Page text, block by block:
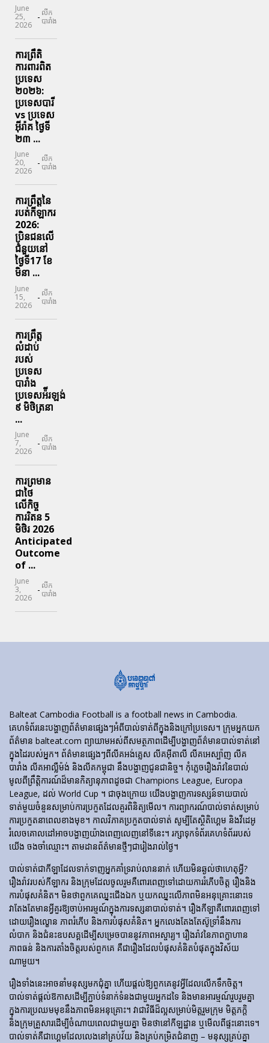
June
25,
2026
- លីក
បារាំង
ការព្រឹតិ
ការពារ​ពិត
ប្រទេស
២០២៦:
ប្រទេសបារី
vs ប្រទេស
អ៊ីរ៉ាគ ថ្ងៃទី​
២៣ ...
June
20,
2026
- លីក
បារាំង
ការព្រឹត្តនៃ
របត់កីឡាករ
2026:
ប្រិនជនលើ
ជំនួយនៅ
ថ្ងៃទី17 ខែ
មិនា ...
June
15,
2026
- លីក
បារាំង
ការព្រឹត្ត
លំដាប់
របស់
ប្រទេស
បារាំង
ប្រទេសអ៉ីរឡង់
៩ មិថិត្រនា
...
June
7,
2026
- លីក
បារាំង
ការព្រមាន
ជាថៃ
លើកិច្ច
ការរិតន 5
មិថិរ 2026
Anticipated
Outcome
of ...
June
3,
2026
- លីក
បារាំង
Balteat Cambodia Football is a football news in Cambodia.
គេហទំព័រ​នេះ​បង្ហាញ​ព័ត៌មាន​ផ្សេងៗ​អំពី​បាល់ទាត់​ពី​ក្នុង​និង​ក្រៅ​ប្រទេស។ ក្រុមអ្នកយក
ព័ត៌មាន balteat.com ព្យាយាមអស់ពីសមត្ថភាពដើម្បីបង្ហាញព័ត៌មានបាល់ទាត់នៅ
ក្នុងដៃរបស់អ្នក។ ព័ត៌មានផ្សេងៗពីលីគអង់គ្លេស លីគអ៊ីតាលី លីគអេស្ប៉ាញ លីគ
បារាំង លីគអាល្លឺម៉ង់ និងលីគកម្ពុជា នឹងបង្ហាញជូនជានិច្ច។ កុំភ្លេចរឿងរ៉ាវនៃបាល់
មូលពីព្រឹត្តិការណ៍ដ៏មានកិត្យានុភាពដូចជា Champions League, Europa
League, ដល់ World Cup ។ ជាចុងក្រោយ យើងបង្ហាញការទស្សន៍ទាយបាល់
ទាត់មួយចំនួនសម្រាប់ការប្រកួតដែលគួរពិនិត្យមើល។ ការព្យាករណ៍បាល់ទាត់សម្រាប់
ការប្រកួតនាពេលខាងមុខ។ កាលវិភាគប្រកួតបាល់ទាត់ សូម្បីតែស្ថិតិហ្គេម និងវីដេអូ
រំលេចគោលដៅអាចបង្ហាញយ៉ាងពេញលេញនៅទីនេះ។ រក្សាទុកទំព័រគេហទំព័ររបស់
យើង ចងចាំឈ្មោះ។ តាមដានព័ត៌មានថ្មីៗជារៀងរាល់ថ្ងៃ។
បាល់ទាត់​ជា​កីឡា​ដែល​ទាក់​ទាញ​អ្នក​គាំទ្រ​រាប់​លាន​នាក់ ហើយ​មិន​ឆ្ងល់​ថា​ហេតុអ្វី?
រឿងរ៉ាវ​របស់​កីឡាករ និង​ក្រុម​ដែល​ចូលរួម​គឺ​ពោរពេញ​ទៅ​ដោយ​ការ​រំភើប​ចិត្ត រឿង​និង​
ការ​បំផុស​គំនិត។ មិនថាពួកគេឈ្នះជើងឯក ឬយកឈ្នះលើភាពមិនអនុគ្រោះនោះទេ
វាតែងតែមានអ្វីគួរឱ្យចាប់អារម្មណ៍ក្នុងការទស្សនាបាល់ទាត់។ រឿង​កីឡា​គឺ​ពោរពេញ​ទៅ​
ដោយ​រឿង​ល្ខោន ភាព​រំភើប និង​ការ​បំផុស​គំនិត។ អ្នកលេងតែងតែស៊ូទ្រាំនឹងការ
លំបាក និងជំនះឧបសគ្គដើម្បីសម្រេចបាននូវភាពអស្ចារ្យ។ រឿងរ៉ាវនៃភាពក្លាហាន
ភាពធន់ និងការតាំងចិត្តរបស់ពួកគេ គឺជារឿងដែលបំផុសគំនិតបំផុតក្នុងវិស័យ
ណាមួយ។
រឿងទាំងនេះអាចនាំមនុស្សមកជុំគ្នា ហើយផ្តល់ឱ្យពួកគេនូវអ្វីដែលលើកទឹកចិត្ត។
បាល់ទាត់ផ្តល់ឱកាសដើម្បីភ្ជាប់ទំនាក់ទំនងជាមួយអ្នកដទៃ និងមានអារម្មណ៍រួបរួមគ្នា
ក្នុងការប្រឈមមុខនឹងភាពមិនអនុគ្រោះ។ វាជាវិធីដ៏ល្អសម្រាប់មិត្តរួមក្រុម មិត្តភក្តិ
និងក្រុមគ្រួសារដើម្បីចំណាយពេលជាមួយគ្នា មិនថានៅកីឡដ្ឋាន ឬមើលពីផ្ទះនោះទេ។
បាល់ទាត់គឺជាហ្គេមដែលលេងនៅគ្រប់វ័យ និងគ្រប់កម្រិតជំនាញ – មនុស្សគ្រប់គ្នា